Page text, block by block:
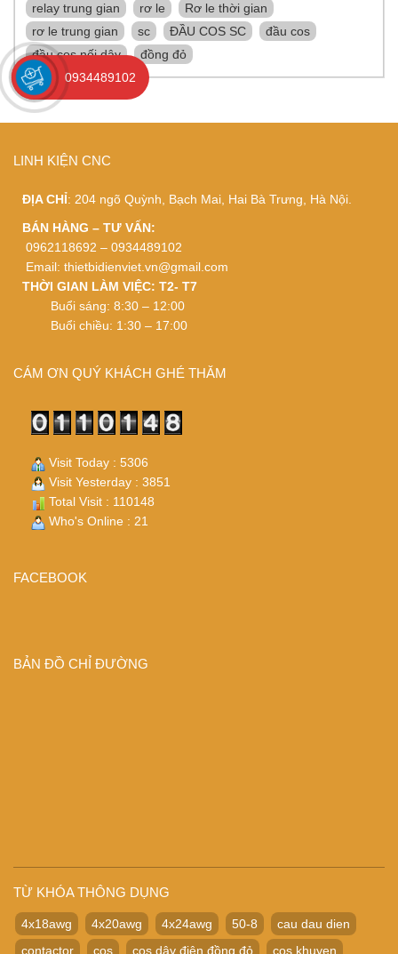
relay trung gian
rơ le
Rơ le thời gian
rơ le trung gian
sc ĐẦU COS SC
đầu cos
đầu cos nối dây
đồng đỏ
LINH KIỆN CNC
ĐỊA CHỈ: 204 ngõ Quỳnh, Bạch Mai, Hai Bà Trưng, Hà Nội.
BÁN HÀNG – TƯ VẤN:
0962118692 – 0934489102
Email: thietbidienviet.vn@gmail.com
THỜI GIAN LÀM VIỆC: T2- T7
Buổi sáng: 8:30 – 12:00
Buổi chiều: 1:30 – 17:00
CÁM ƠN QUÝ KHÁCH GHÉ THĂM
Visit Today : 5306
Visit Yesterday : 3851
Total Visit : 110148
Who's Online : 21
FACEBOOK
BẢN ĐỒ CHỈ ĐƯỜNG
TỪ KHÓA THÔNG DỤNG
4x18awg 4x20awg 4x24awg 50-8
cau dau dien
contactor
cos cos dây điện đồng đỏ cos khuyen
0934489102